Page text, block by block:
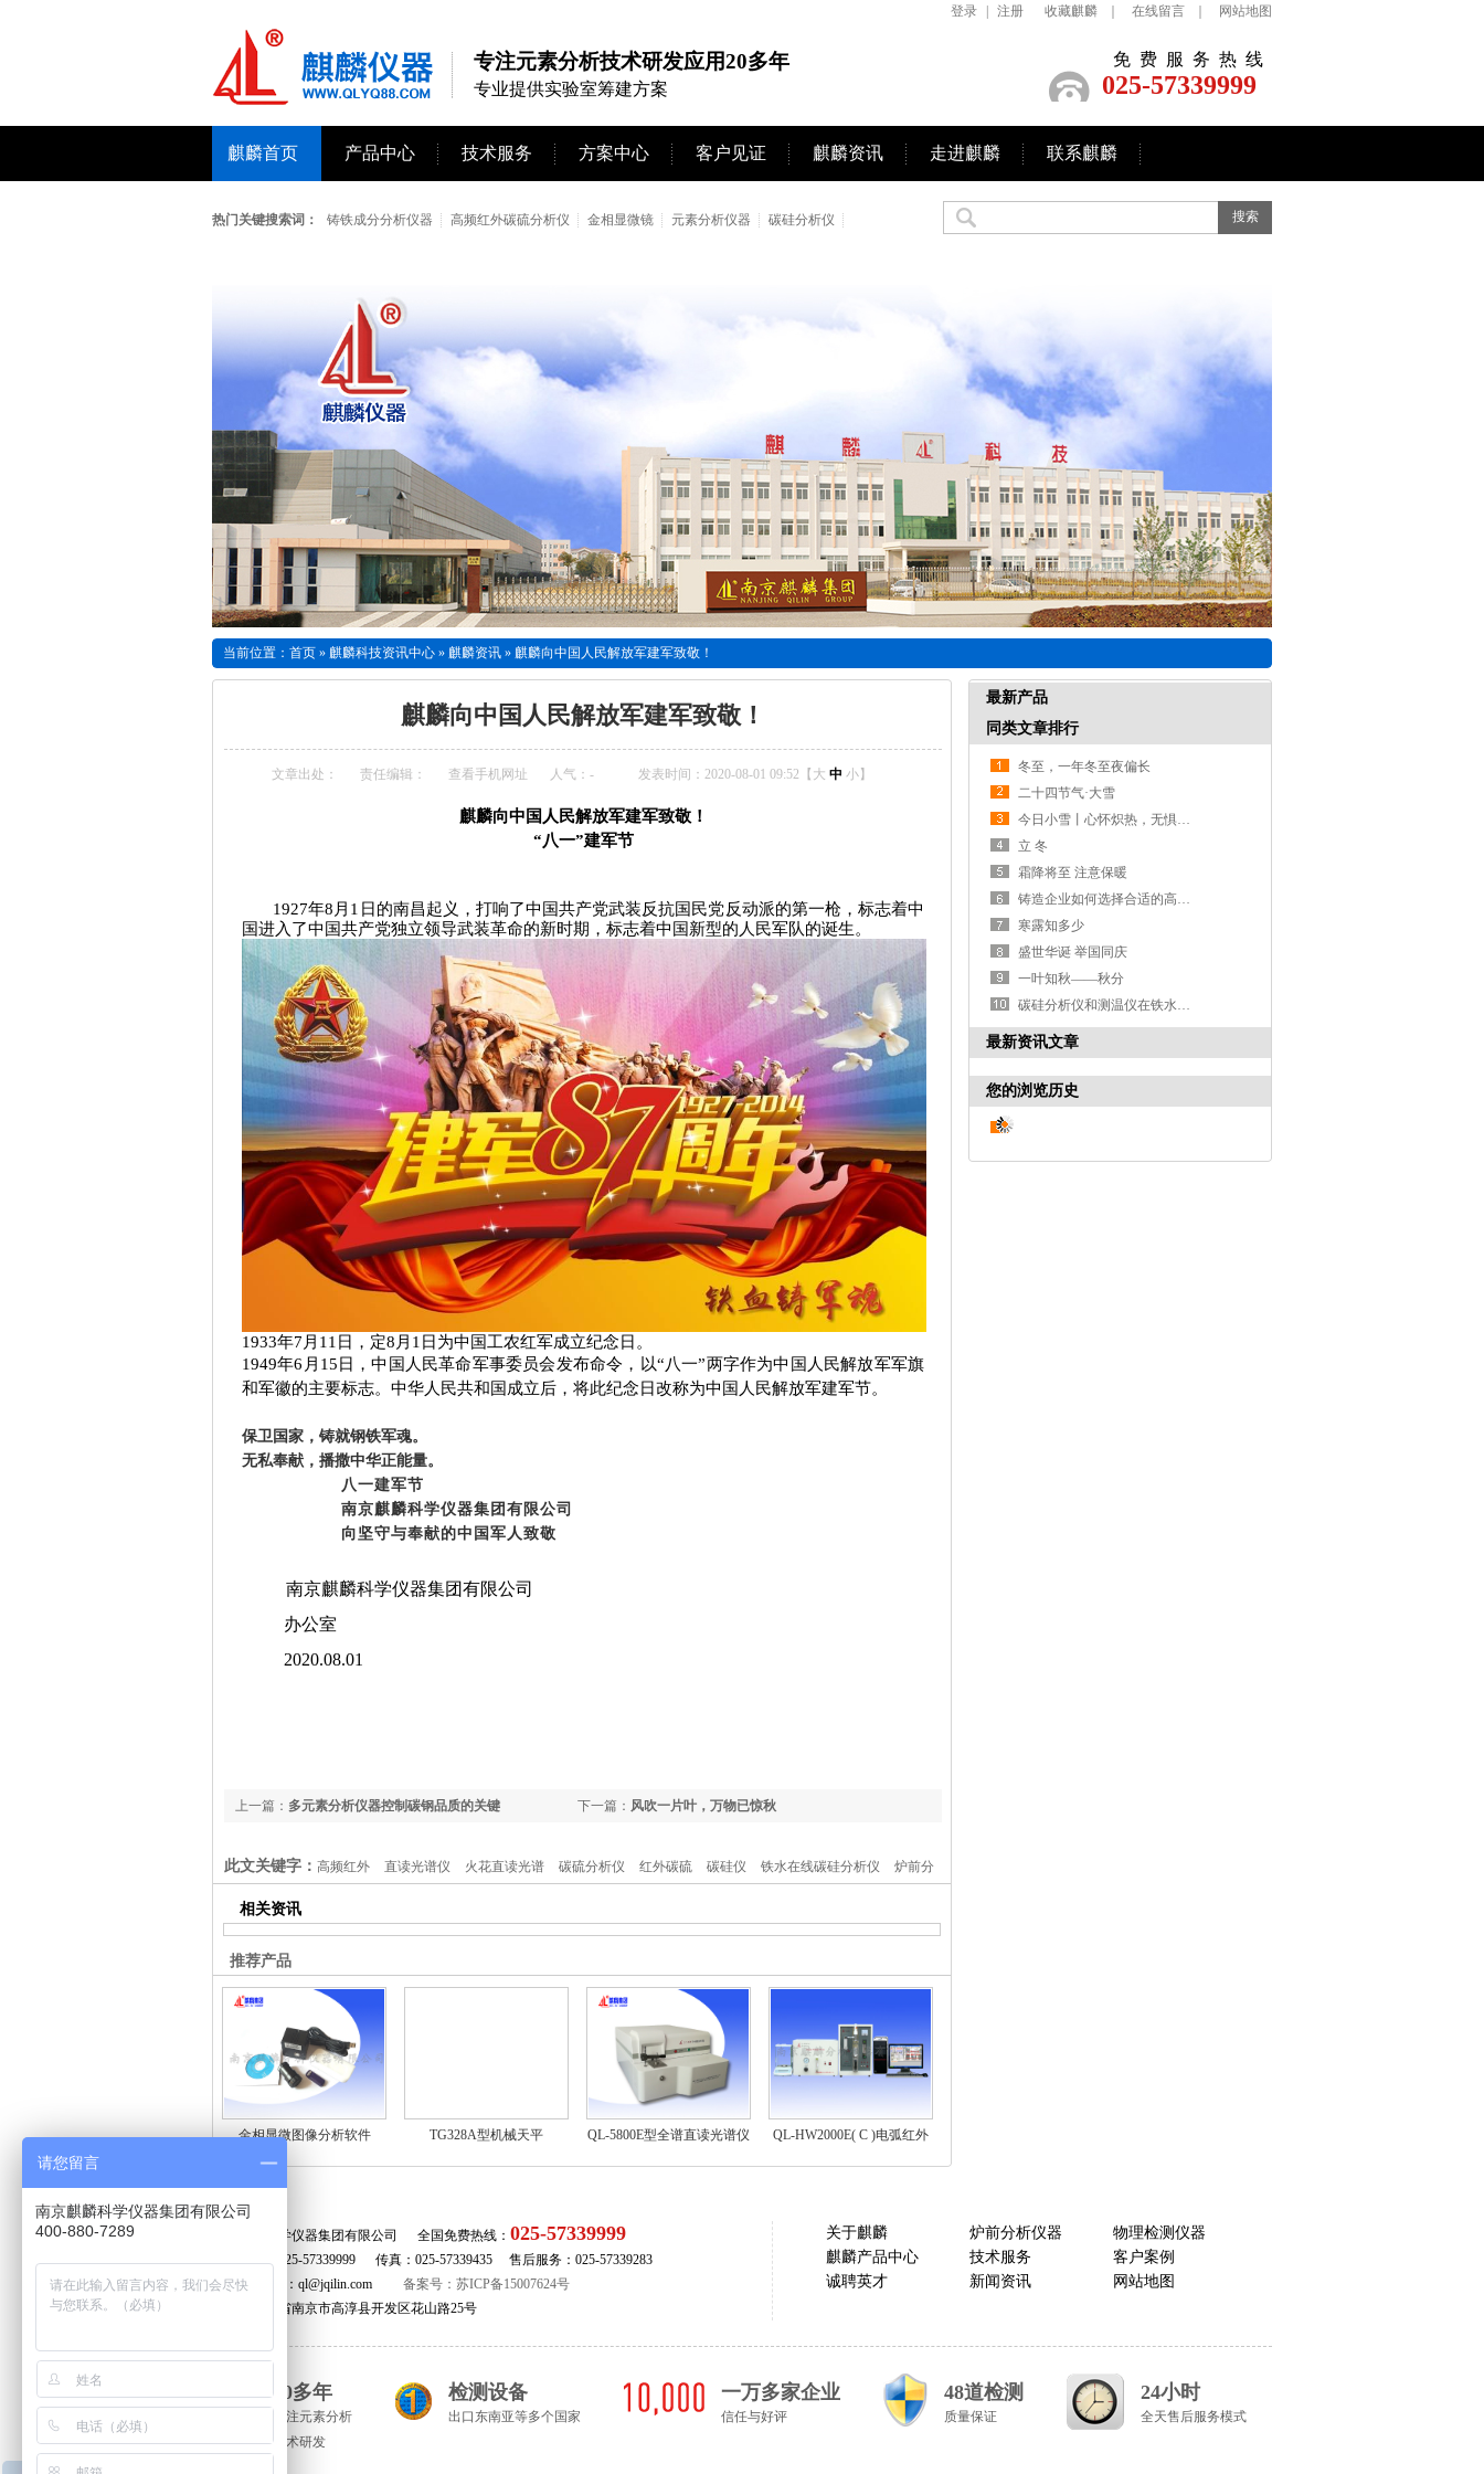
登录 注册 收藏麒麟 在线留言 网站地图
专注元素分析技术研发应用20多年
专业提供实验室筹建方案
免费服务热线
025-57339999
麒麟首页 产品中心 技术服务 方案中心 客户见证 麒麟资讯 走进麒麟 联系麒麟
热门关键搜索词： 铸铁成分分析仪器 高频红外碳硫分析仪 金相显微镜 元素分析仪器 碳硅分析仪
当前位置： 首页 » 麒麟科技资讯中心 » 麒麟资讯 » 麒麟向中国人民解放军建军致敬！
麒麟向中国人民解放军建军致敬！
文章出处： 责任编辑： 查看手机网址 人气： - 发表时间：2020-08-01 09:52【 大 中 小】
麒麟向中国人民解放军建军致敬！
“八一”建军节
1927年8月1日的南昌起义，打响了中国共产党武装反抗国民党反动派的第一枪，标志着中
国进入了中国共产党独立领导武装革命的新时期，标志着中国新型的人民军队的诞生。
1933年7月11日，定8月1日为中国工农红军成立纪念日。
1949年6月15日，中国人民革命军事委员会发布命令，以“八一”两字作为中国人民解放军军旗
和军徽的主要标志。中华人民共和国成立后，将此纪念日改称为中国人民解放军建军节。
保卫国家，铸就钢铁军魂。
无私奉献，播撒中华正能量。
八一建军节
南京麒麟科学仪器集团有限公司
向坚守与奉献的中国军人致敬
南京麒麟科学仪器集团有限公司
办公室
2020.08.01
下一篇： 风吹一片叶，万物已惊秋
上一篇： 多元素分析仪器控制碳钢品质的关键
此文关键字： 高频红外 直读光谱仪 火花直读光谱 碳硫分析仪 红外碳硫 碳硅仪 铁水在线碳硅分析仪 炉前分
析仪 红外高频
相关资讯
推荐产品
金相显微图像分析软件 TG328A型机械天平 QL-5800E型全谱直读光谱仪
QL-HW2000E( C )电弧红外
最新产品
同类文章排行
冬至，一年冬至夜偏长
二十四节气·大雪
今日小雪丨心怀炽热，无惧严寒
立 冬
霜降将至 注意保暖
铸造企业如何选择合适的高频红外碳硫分析仪
寒露知多少
盛世华诞 举国同庆
一叶知秋——秋分
碳硅分析仪和测温仪在铁水材质控制中应用
最新资讯文章
您的浏览历史
南京麒麟科学仪器集团有限公司 全国免费热线： 025-57339999
座机号码：025-57339999 传真：025-57339435 售后服务：025-57339283
公司E-MAIL：ql@jqilin.com
备案号：苏ICP备15007624号
地址：江苏省南京市高淳县开发区花山路25号
关于麒麟 炉前分析仪器
物理检测仪器
麒麟产品中心
技术服务
客户案例
诚聘英才
新闻资讯 网站地图
20多年
专注元素分析
技术研发
检测设备
出口东南亚等多个国家
一万多家企业
信任与好评
48道检测
质量保证
24小时
全天售后服务模式
请您留言
南京麒麟科学仪器集团有限公司
400-880-7289